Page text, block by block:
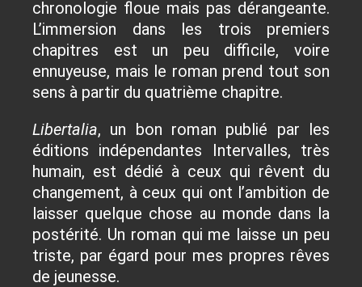
chronologie floue mais pas dérangeante.
L’immersion dans les trois premiers
chapitres est un peu difficile, voire
ennuyeuse, mais le roman prend tout son
sens à partir du quatrième chapitre.
Libertalia, un bon roman publié par les
éditions indépendantes Intervalles, très
humain, est dédié à ceux qui rêvent du
changement, à ceux qui ont l’ambition de
laisser quelque chose au monde dans la
postérité. Un roman qui me laisse un peu
triste, par égard pour mes propres rêves
de jeunesse.